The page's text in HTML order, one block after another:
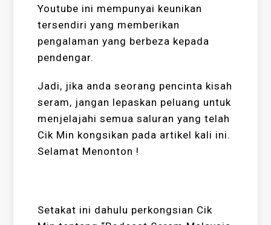
Youtube ini mempunyai keunikan
tersendiri yang memberikan
pengalaman yang berbeza kepada
pendengar.
Jadi, jika anda seorang pencinta kisah
seram, jangan lepaskan peluang untuk
menjelajahi semua saluran yang telah
Cik Min kongsikan pada artikel kali ini.
Selamat Menonton !
Setakat ini dahulu perkongsian Cik